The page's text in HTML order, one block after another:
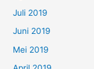
Juli 2019
Juni 2019
Mei 2019